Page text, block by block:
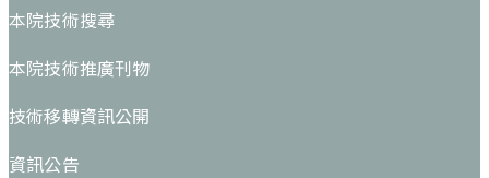
本院技術搜尋
本院技術推廣刊物
技術移轉資訊公開
資訊公告